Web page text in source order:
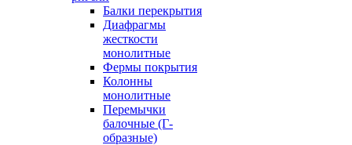
Балки перекрытия
Диафрагмы
жесткости
монолитные
Фермы покрытия
Колонны
монолитные
Перемычки
балочные (Г-
образные)